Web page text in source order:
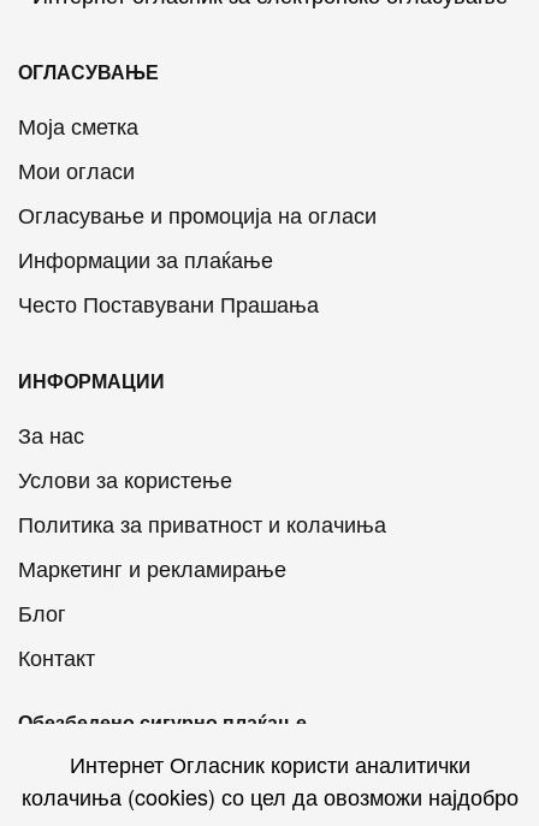
ОГЛАСУВАЊЕ
Моја сметка
Мои огласи
Огласување и промоција на огласи
Информации за плаќање
Често Поставувани Прашања
ИНФОРМАЦИИ
За нас
Услови за користење
Политика за приватност и колачиња
Маркетинг и рекламирање
Блог
Контакт
Обезбедено сигурно плаќање
Интернет Огласник користи аналитички
колачиња (cookies) со цел да овозможи најдобро